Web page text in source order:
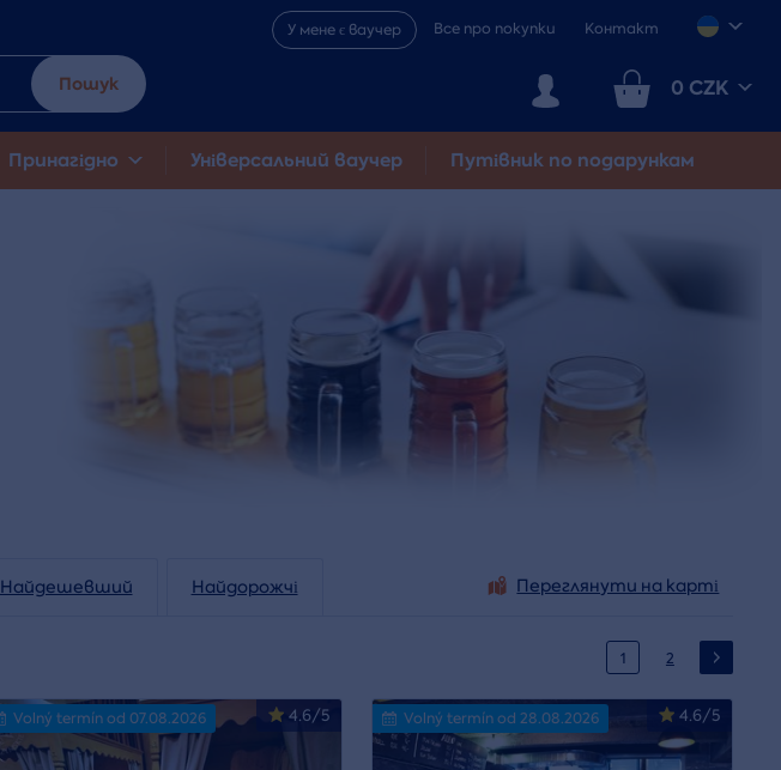
У мене є ваучер Все про покупки Контакт
Пошук 0 CZK
Принагідно Універсальний ваучер Путівник по подарункам
Переглянути на карті
Найдешевший Найдорожчі
1 2
4.6/5
Volný termín od 07.08.2026 4.6/5
Volný termín od 28.08.2026